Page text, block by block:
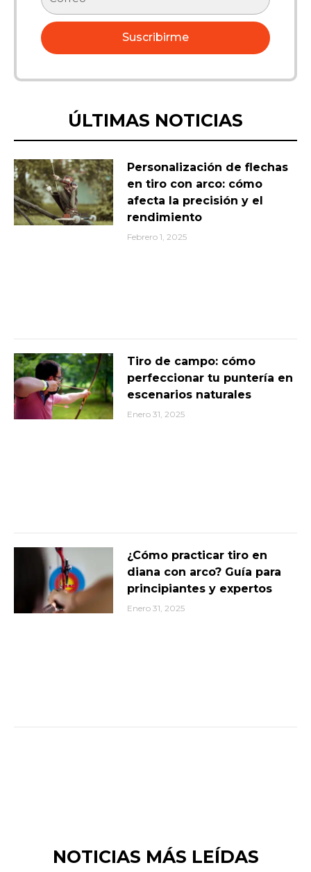
electrónico
Suscribirme
ÚLTIMAS NOTICIAS
Personalización de flechas
en tiro con arco: cómo
afecta la precisión y el
rendimiento
Febrero 1, 2025
Tiro de campo: cómo
perfeccionar tu puntería en
escenarios naturales
Enero 31, 2025
¿Cómo practicar tiro en
diana con arco? Guía para
principiantes y expertos
Enero 31, 2025
NOTICIAS MÁS LEÍDAS